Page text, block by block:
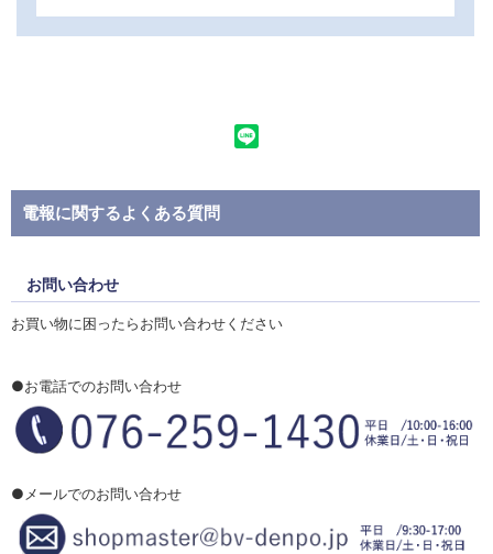
電報に関するよくある質問
お問い合わせ
お買い物に困ったらお問い合わせください
●お電話でのお問い合わせ
●メールでのお問い合わせ